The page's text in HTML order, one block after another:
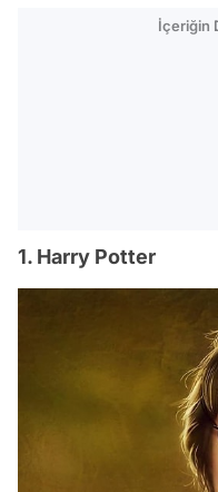
İçeriğin
1. Harry Potter